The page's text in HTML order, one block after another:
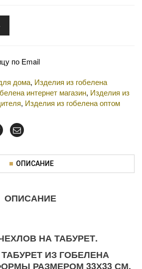
по Email
дома, Изделия из гобелена
интернет магазин, Изделия из
, Изделия из гобелена оптом
ОПИСАНИЕ
ОПИСАНИЕ
НА ТАБУРЕТ.
ИЗ ГОБЕЛЕНА
РАЗМЕРОМ 33Х33 СМ.